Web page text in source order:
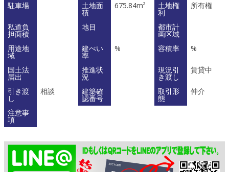
駐車場 土地面
積
675.84m² 土地権
利
所有権
私道負
担面積
地目 都市計
画区域
用途地
域
建ぺい
率
% 容積率 %
国土法
届出
推進状
況
現況引
き渡し
賃貸中
引き渡
し
相談 建築確
認番号
取引形
態
仲介
注意事
項